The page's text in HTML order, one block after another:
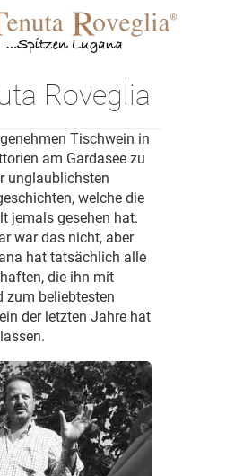
Roveglia
Tischwein in
am Gardasee zu
unglaublichsten
welche die
jemals gesehen hat.
war das nicht, aber
hat tatsächlich alle
die ihn mit
zum beliebtesten
der letzten Jahre hat